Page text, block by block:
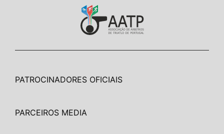
PATROCINADORES OFICIAIS
PARCEIROS MEDIA